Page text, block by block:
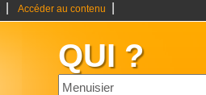
Accéder au contenu
QUI ?